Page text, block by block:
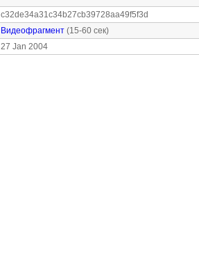
c32de34a31c34b27cb39728aa49f5f3d
Видеофрагмент (15-60 сек)
27 Jan 2004